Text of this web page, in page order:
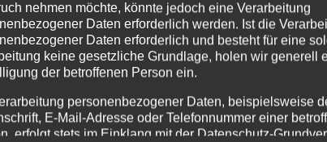
nehmen möchte, könnte jedoch eine Verarbeitung
Daten erforderlich werden. Ist die
Daten erforderlich und besteht für eine
keine gesetzliche Grundlage, holen wir generell
der betroffenen Person ein.
personenbezogener Daten, beispielsweise
E-Mail-Adresse oder Telefonnummer einer
erfolgt stets im Einklang mit der Datenschutz-